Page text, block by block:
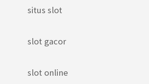
situs slot
slot gacor
slot online